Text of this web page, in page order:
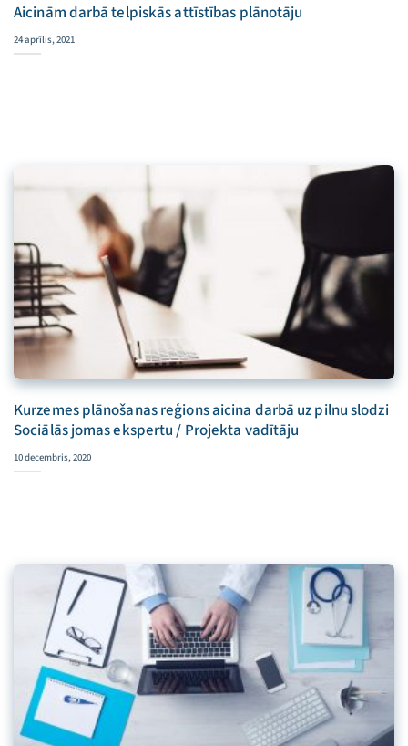
Aicinām darbā telpiskās attīstības plānotāju
24 aprīlis, 2021
Kurzemes plānošanas reģions aicina darbā uz pilnu slodzi
Sociālās jomas ekspertu / Projekta vadītāju
10 decembris, 2020